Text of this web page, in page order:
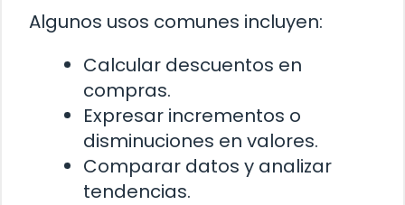
Algunos usos comunes incluyen:
Calcular descuentos en
compras.
Expresar incrementos o
disminuciones en valores.
Comparar datos y analizar
tendencias.